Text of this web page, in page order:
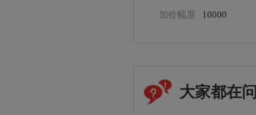
加价幅度 10000
大家都在问